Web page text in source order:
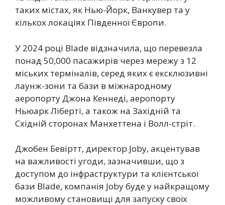
таких містах, як Нью-Йорк, Ванкувер та у
кількох локаціях Південної Європи.
У 2024 році Blade відзначила, що перевезла
понад 50,000 пасажирів через мережу з 12
міських терміналів, серед яких є ексклюзивні
лаунж-зони та бази в міжнародному
аеропорту Джона Кеннеді, аеропорту
Ньюарк Ліберті, а також на Західній та
Східній сторонах Манхеттена і Волл-стріт.
Джобен Бевіртт, директор Joby, акцентував
на важливості угоди, зазначивши, що з
доступом до інфраструктури та клієнтської
бази Blade, компанія Joby буде у найкращому
можливому становищі для запуску своїх